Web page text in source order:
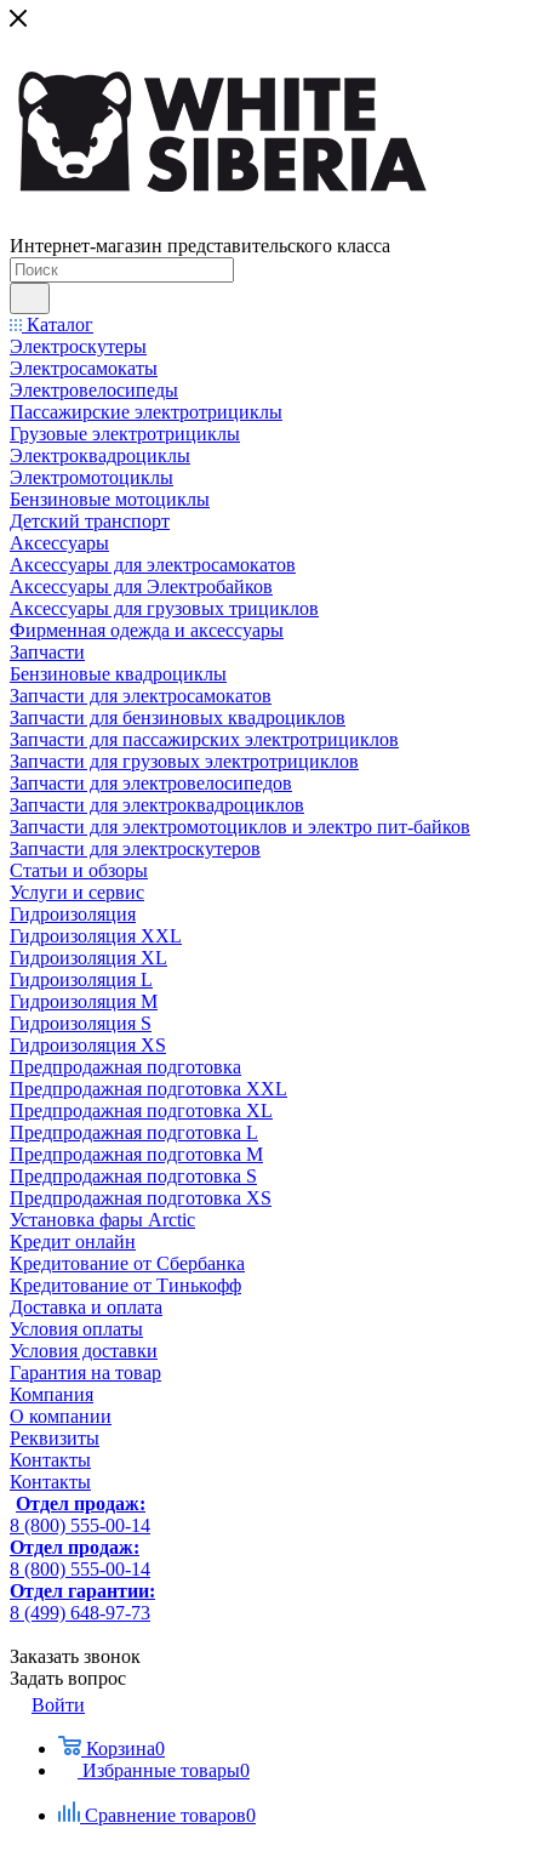
Интернет-магазин представительского класса
Каталог
Электроскутеры
Электросамокаты
Электровелосипеды
Пассажирские электротрициклы
Грузовые электротрициклы
Электроквадроциклы
Электромотоциклы
Бензиновые мотоциклы
Детский транспорт
Аксессуары
Аксессуары для электросамокатов
Аксессуары для Электробайков
Аксессуары для грузовых трициклов
Фирменная одежда и аксессуары
Запчасти
Бензиновые квадроциклы
Запчасти для электросамокатов
Запчасти для бензиновых квадроциклов
Запчасти для пассажирских электротрициклов
Запчасти для грузовых электротрициклов
Запчасти для электровелосипедов
Запчасти для электроквадроциклов
Запчасти для электромотоциклов и электро пит-байков
Запчасти для электроскутеров
Статьи и обзоры
Услуги и сервис
Гидроизоляция
Гидроизоляция XXL
Гидроизоляция XL
Гидроизоляция L
Гидроизоляция M
Гидроизоляция S
Гидроизоляция XS
Предпродажная подготовка
Предпродажная подготовка XXL
Предпродажная подготовка XL
Предпродажная подготовка L
Предпродажная подготовка M
Предпродажная подготовка S
Предпродажная подготовка XS
Установка фары Arctic
Кредит онлайн
Кредитование от Сбербанка
Кредитование от Тинькофф
Доставка и оплата
Условия оплаты
Условия доставки
Гарантия на товар
Компания
О компании
Реквизиты
Контакты
Контакты
Отдел продаж:
8 (800) 555-00-14
Отдел продаж:
8 (800) 555-00-14
Отдел гарантии:
8 (499) 648-97-73
Заказать звонок
Задать вопрос
Войти
Корзина0
Избранные товары0
Сравнение товаров0